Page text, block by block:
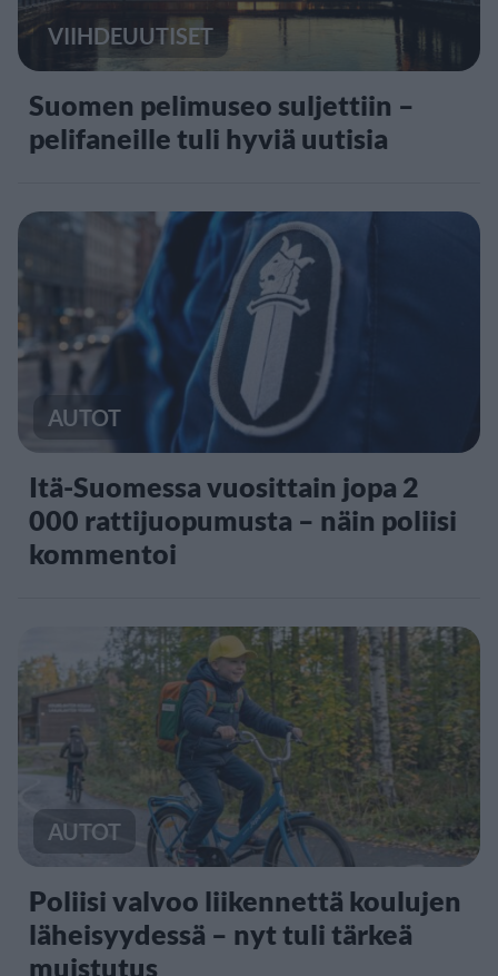
VIIHDEUUTISET
Suomen pelimuseo suljettiin –
pelifaneille tuli hyviä uutisia
AUTOT
Itä-Suomessa vuosittain jopa 2
000 rattijuopumusta – näin poliisi
kommentoi
AUTOT
Poliisi valvoo liikennettä koulujen
läheisyydessä – nyt tuli tärkeä
muistutus